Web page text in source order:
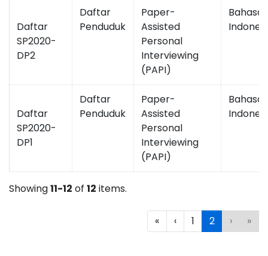
Daftar
SP2020-
DP2
Daftar
Penduduk
Paper-
Assisted
Personal
Interviewing
(PAPI)
Bahasa
Daftar
SP2020-
DP1
Daftar
Penduduk
Paper-
Assisted
Personal
Interviewing
(PAPI)
Bahasa
Showing11-12 of 12 items.
« ‹ 1 2 › »